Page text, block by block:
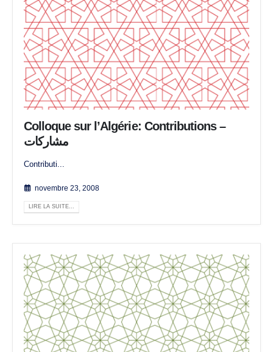
Colloque sur l’Algérie: Contributions –
مشاركات
Contributi...
novembre 23, 2008
LIRE LA SUITE...